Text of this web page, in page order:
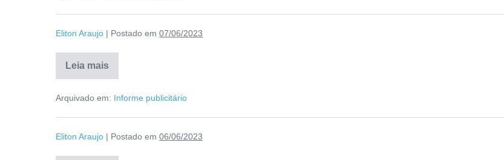
Eliton Araujo | Postado em 07/06/2023
Leia mais
Arquivado em: Informe publicitário
Eliton Araujo | Postado em 06/06/2023